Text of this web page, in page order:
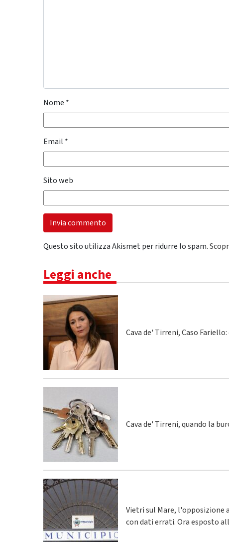
Nome *
Email *
Sito web
Questo sito utilizza Akismet per ridurre lo spam.
Leggi anche
Cava de' Tirreni, Caso
Cava de' Tirreni, quando la
Vietri sul Mare, l'opposizione
con dati errati. Ora esposto